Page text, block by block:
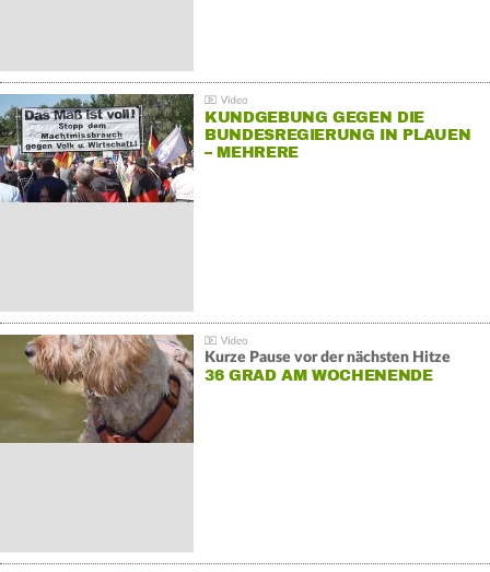
KUNDGEBUNG GEGEN DIE
BUNDESREGIERUNG IN PLAUEN
– MEHRERE
Kurze Pause vor der nächsten Hitze
36 GRAD AM WOCHENENDE